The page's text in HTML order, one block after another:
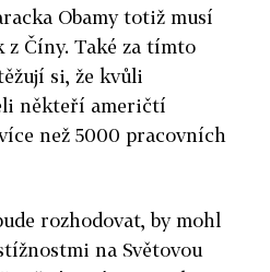
Obamy totiž musí
z Číny. Také za tímto
si, že kvůli
někteří američtí
než 5000 pracovních
rozhodovat, by mohl
na Světovou